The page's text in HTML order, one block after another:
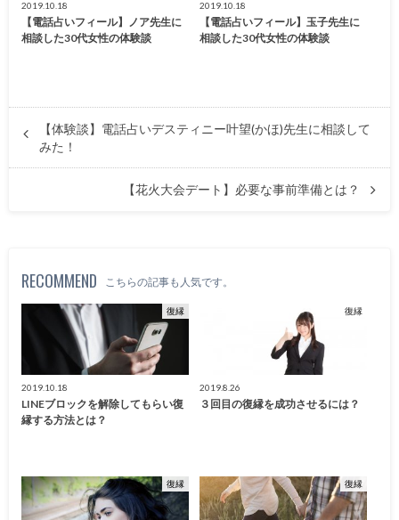
2019.10.18
【電話占いフィール】ノア先生に
相談した30代女性の体験談
2019.10.18
【電話占いフィール】玉子先生に
相談した30代女性の体験談
【体験談】電話占いデスティニー叶望(かほ)先生に相談して
みた！
【花火大会デート】必要な事前準備とは？
RECOMMEND こちらの記事も人気です。
復縁
2019.10.18
LINEブロックを解除してもらい復
縁する方法とは？
復縁
2019.8.26
３回目の復縁を成功させるには？
復縁 復縁